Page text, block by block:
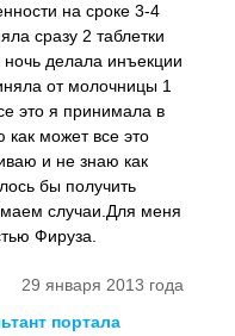
на сроке 3-4
сразу 2 таблетки
делала инъекции
от молочницы 1
это я принимала в
может все это
и не знаю как
бы получить
случаи.Для меня
Фируза.
29 января 2013 года
портала